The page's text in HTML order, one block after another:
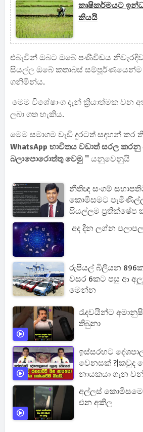
කෘෂිකර්මයට
කියයි
එබැවින් ඔබට ඔබේ පණිවිඩය
සියල්ල ඔබේ කතාබස් සම්පූර්ණයෙන්ම
ගනිමින්ය.
මෙම විශේෂාංග දැන් ක්‍රියාත්මක වන
ලබා ගත හැකිය.
මෙම සමාගම වැඩි දුරටත් සදහන් කර
WhatsApp භාවිතය වඩාත් සරල
බලාපොරොත්තු වෙමු '' යනුවෙනුයි
නීතිඥ සංගම්
කොමිසමට
සියල්ලම ප්‍රතික්ෂේප
බුකියට සටහනක්
අද දින ලග්න
රුපියල් බිලියන 896ක
වසර 6කට පසු ආ
මෙන්න
රැදවයින්ට
තිබුනා
ඉස්සරහට
වෙනසක් ?|කවුද
නායකයා ගැන
කියයි.
අල්ලස්
එන අකිල